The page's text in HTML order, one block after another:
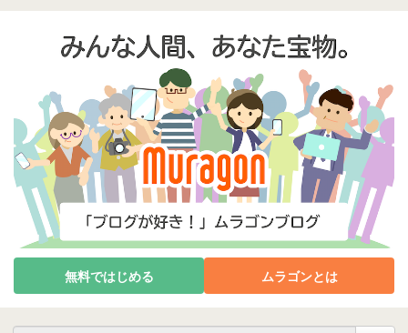
無料ではじめる ムラゴンとは